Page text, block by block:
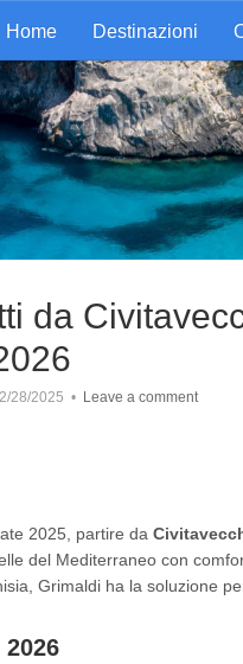
Home Destinazioni
da
28/2025 • Leave a comment
2025, partire da
del Mediterraneo con
Grimaldi ha la soluzione